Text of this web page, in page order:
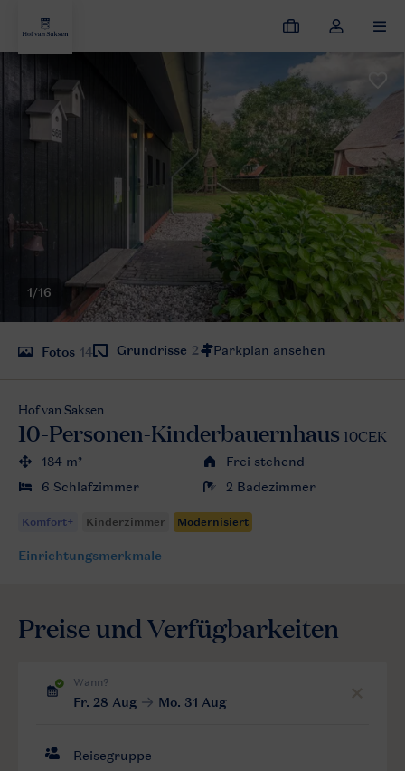
Meine
Buchungen
Dropdown-
Menü
Kontos
öffnen
1/16
Fotos 14 Grundrisse 2
Hof van Saksen
10-Personen-Kinderbauernhaus 10CEK
184 m²
Frei stehend
6 Schlafzimmer
2 Badezimmer
Einrichtungsmerkmale
Preise und Verfügbarkeiten